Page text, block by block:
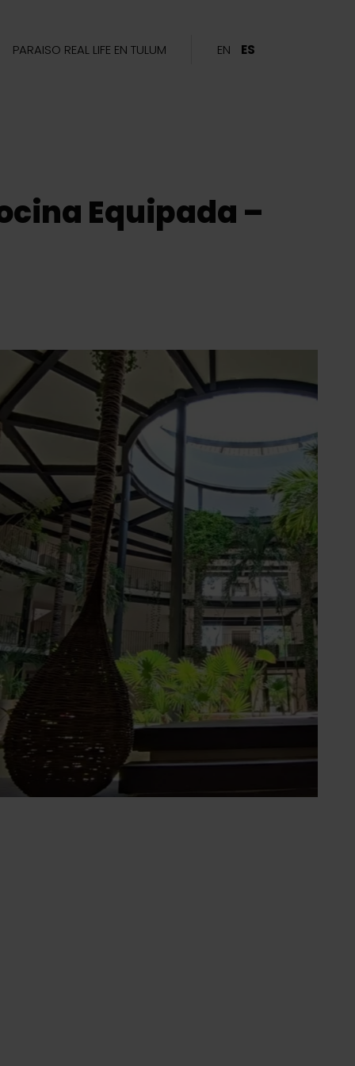
PARAISO REAL LIFE EN TULUM EN ES
Equipada –